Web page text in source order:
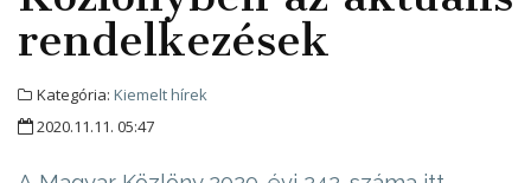
rendelkezések
Kategória: Kiemelt hírek
2020.11.11. 05:47